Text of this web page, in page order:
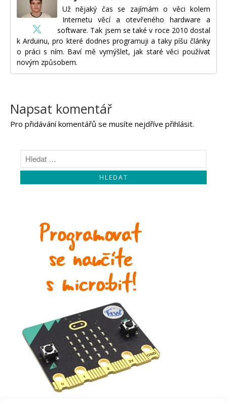
Už nějaký čas se zajímám o věci kolem
Internetu věcí a otevřeného hardware a
software. Tak jsem se také v roce 2010 dostal
k Arduinu, pro které dodnes programuji a taky píšu články
o práci s ním. Baví mě vymýšlet, jak staré věci používat
novým způsobem.
Napsat komentář
Pro přidávání komentářů se musíte nejdříve přihlásit.